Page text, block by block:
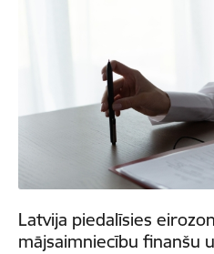
Latvija piedalīsies
mājsaimniecību finanšu